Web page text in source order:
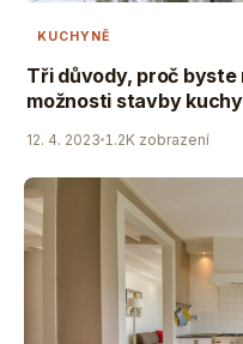
KUCHYNĚ
Tři důvody, proč
možnosti stavby
12. 4. 2023 1.2K zobrazení